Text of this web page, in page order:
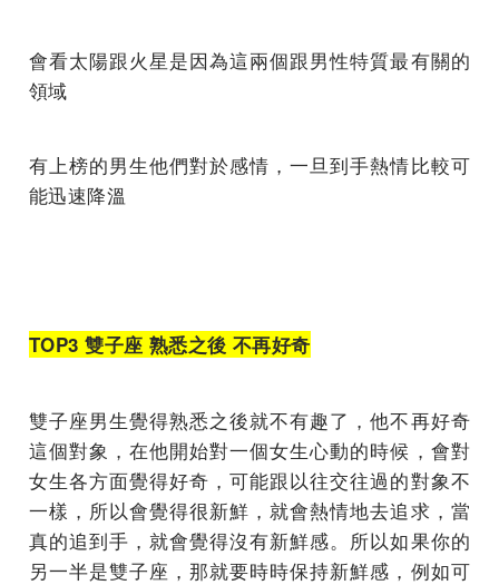
會看太陽跟火星是因為這兩個跟男性特質最有關的
領域
有上榜的男生他們對於感情，一旦到手熱情比較可
能迅速降溫
TOP3 雙子座 熟悉之後 不再好奇
雙子座男生覺得熟悉之後就不有趣了，他不再好奇
這個對象，在他開始對一個女生心動的時候，會對
女生各方面覺得好奇，可能跟以往交往過的對象不
一樣，所以會覺得很新鮮，就會熱情地去追求，當
真的追到手，就會覺得沒有新鮮感。所以如果你的
另一半是雙子座，那就要時時保持新鮮感，例如可